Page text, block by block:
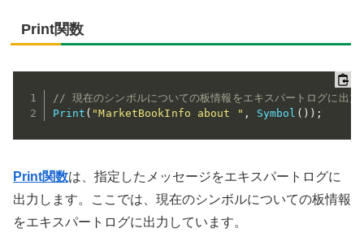
Print関数
// 現在のシンボルについての板情報をエキスパートログに出力
Print ( "MarketBookInfo about " , Symbol ( ) ) ;
Print関数は、指定したメッセージをエキスパートログに
出力します。ここでは、現在のシンボルについての板情報
をエキスパートログに出力しています。